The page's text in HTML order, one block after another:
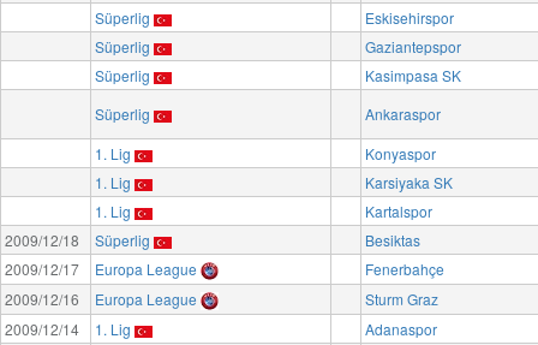
Süperlig
Eskisehirspor
Süperlig
Gaziantepspor
Süperlig
Kasimpasa SK
Süperlig
Ankaraspor
1. Lig
Konyaspor
1. Lig
Karsiyaka SK
1. Lig
Kartalspor
2009/12/18
Süperlig
Besiktas
2009/12/17
Europa League
Fenerbahçe
2009/12/16
Europa League
Sturm Graz
2009/12/14
1. Lig
Adanaspor